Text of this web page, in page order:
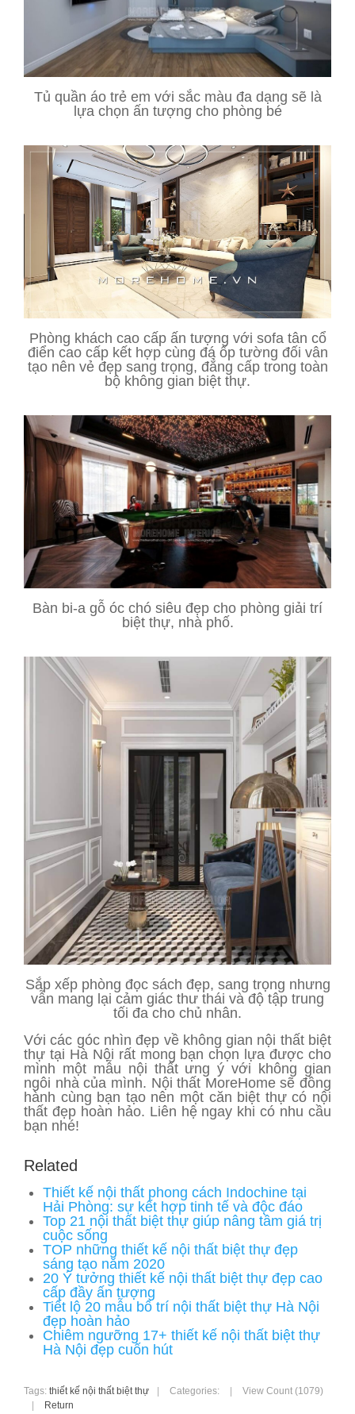
Tủ quần áo trẻ em với sắc màu đa dạng sẽ là
lựa chọn ấn tượng cho phòng bé
Phòng khách cao cấp ấn tượng với sofa tân cổ
điển cao cấp kết hợp cùng đá ốp tường đối vân
tạo nên vẻ đẹp sang trọng, đẳng cấp trong toàn
bộ không gian biệt thự.
Bàn bi-a gỗ óc chó siêu đẹp cho phòng giải trí
biệt thự, nhà phố.
Sắp xếp phòng đọc sách đẹp, sang trọng nhưng
vẫn mang lại cảm giác thư thái và độ tập trung
tối đa cho chủ nhân.
Với các góc nhìn đẹp về không gian nội thất biệt
thự tại Hà Nội rất mong bạn chọn lựa được cho
mình một mẫu nội thất ưng ý với không gian
ngôi nhà của mình. Nội thất MoreHome sẽ đồng
hành cùng bạn tạo nên một căn biệt thự có nội
thất đẹp hoàn hảo. Liên hệ ngay khi có nhu cầu
bạn nhé!
Related
Thiết kế nội thất phong cách Indochine tại
Hải Phòng: sự kết hợp tinh tế và độc đáo
Top 21 nội thất biệt thự giúp nâng tầm giá trị
cuộc sống
TOP những thiết kế nội thất biệt thự đẹp
sáng tạo năm 2020
20 Ý tưởng thiết kế nội thất biệt thự đẹp cao
cấp đầy ấn tượng
Tiết lộ 20 mẫu bố trí nội thất biệt thự Hà Nội
đẹp hoàn hảo
Chiêm ngưỡng 17+ thiết kế nội thất biệt thự
Hà Nội đẹp cuốn hút
Tags: thiết kế nội thất biệt thự Categories:
View Count (1079)
Return